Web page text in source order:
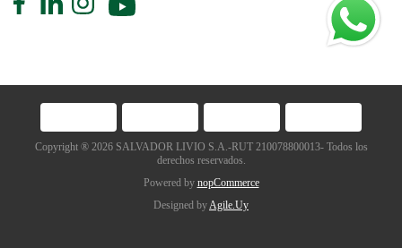
Copyright ® 2026 SALVADOR LIVIO S.A.-RUT 210078800013- Todos los
derechos reservados.
Powered by nopCommerce
Designed byAgile.Uy